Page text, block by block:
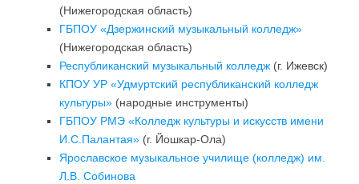
(Нижегородская область)
ГБПОУ «Дзержинский музыкальный колледж»
(Нижегородская область)
Республиканский музыкальный колледж (г. Ижевск)
КПОУ УР «Удмуртский республиканский колледж
культуры» (народные инструменты)
ГБПОУ РМЭ «Колледж культуры и искусств имени
И.С.Палантая» (г. Йошкар-Ола)
Ярославское музыкальное училище (колледж) им.
Л.В. Собинова